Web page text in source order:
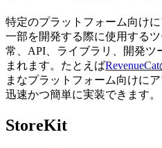
特定のプラットフォーム向け
一部を開発する際に使用するツ
常、API、ライブラリ、開発ツ
まれます。 たとえば
まなプラットフォーム向けに
迅速かつ簡単に実装できます。
StoreKit